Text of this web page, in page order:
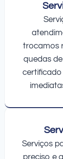
trocamos
quedas
Serviços
preciso e